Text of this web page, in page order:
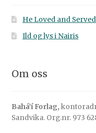
He Loved and Served
Ild og lys i Nairis
Om oss
Bahá’í Forlag,
Sandvika. Org.nr. 973